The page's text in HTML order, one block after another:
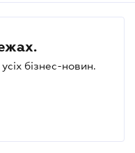
бізнес-новин.